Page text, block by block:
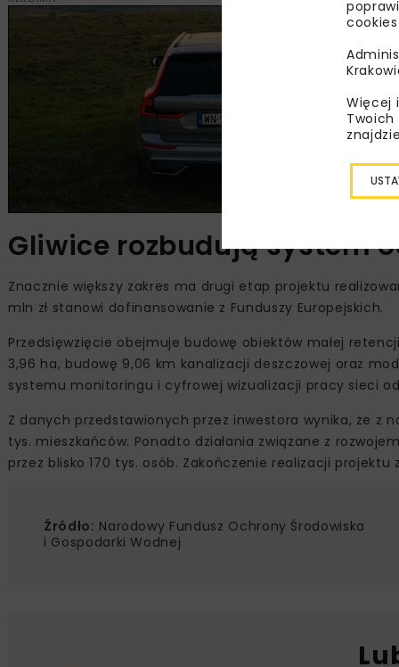
Gliwice rozbudują system
Znacznie większy zakres ma drugi etap projektu
mln zł stanowi dofinansowanie z Funduszy Europejskich.
Przedsięwzięcie obejmuje budowę obiektów małej
3,96 ha, budowę 9,06 km kanalizacji deszczowej oraz
systemu monitoringu i cyfrowej wizualizacji pracy sieci
Z danych przedstawionych przez inwestora wynika, że z
tys. mieszkańców. Ponadto działania związane z
przez blisko 170 tys. osób. Zakończenie realizacji
Źródło: Narodowy Fundusz Ochrony Środowiska
i Gospodarki Wodnej
Więcej